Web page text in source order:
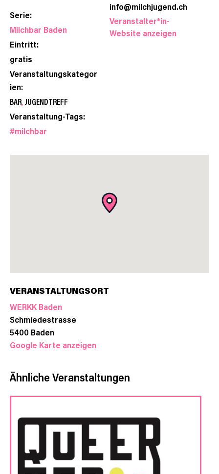
Serie:
Milchbar Baden
Eintritt:
gratis
Veranstaltungskategor
ien:
BAR,JUGENDTREFF
Veranstaltung-Tags:
#milchbar
info@milchjugend.ch
Veranstalter*in-
Website anzeigen
VERANSTALTUNGSORT
WERKK Baden
Schmiedestrasse
5400 Baden
Google Karte anzeigen
Ähnliche Veranstaltungen